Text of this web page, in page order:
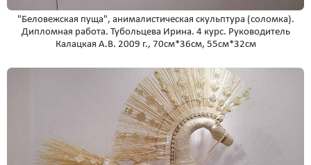
"Беловежская пуща", анималистическая скульптура (соломка).
Дипломная работа. Тубольцева Ирина. 4 курс. Руководитель
Калацкая А.В. 2009 г., 70см*36см, 55см*32см